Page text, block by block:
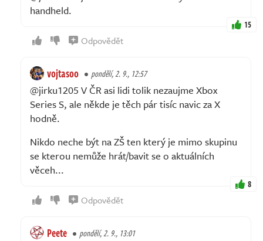
handheld.
15
Odpovědět
vojtasoo pondělí, 2. 9., 12:57
@jirku1205 V ČR asi lidi tolik nezaujme Xbox
Series S, ale někde je těch pár tisíc navic za X
hodně.
Nikdo neche být na ZŠ ten který je mimo skupinu
se kterou nemůže hrát/bavit se o aktuálních
věceh...
8
Odpovědět
Peete pondělí, 2. 9., 13:01